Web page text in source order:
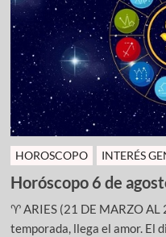
HOROSCOPO INTERÉS
Horóscopo 6 de
♈ ARIES (21 DE MARZO
temporada, llega el amor. El